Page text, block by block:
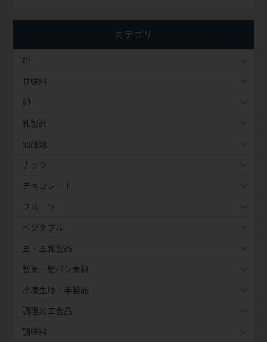
カテゴリ
粉
甘味料
卵
乳製品
油脂類
ナッツ
チョコレート
フルーツ
ベジタブル
豆・豆乳製品
製菓・製パン素材
冷凍生地・半製品
調理加工食品
調味料